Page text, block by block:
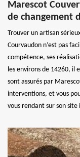
Marescot
de changement
Trouver un artisan
Courvaudon n’est pas
compétence, ses
les environs de 14260, il
sont assurés par
interventions, et vous
vous rendant sur son